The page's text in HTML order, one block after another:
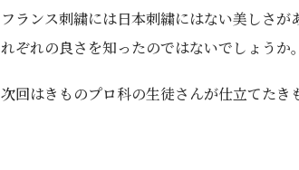
フランス刺繍には日本刺繍にはない美しさ
れぞれの良さを知ったのではないでしょうか。
次回はきものプロ科の生徒さんが仕立てたき